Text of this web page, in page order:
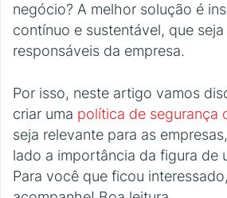
negócio? A melhor solução é
contínuo e sustentável, que
responsáveis da empresa.
Por isso, neste artigo vamos
criar uma política de segurança
seja relevante para as
lado a importância da figura de
Para você que ficou